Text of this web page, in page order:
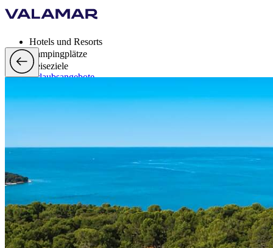
Hotels und Resorts
Campingplätze
Reiseziele
Urlaubsangebote
Brands